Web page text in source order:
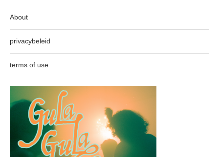
About
privacybeleid
terms of use